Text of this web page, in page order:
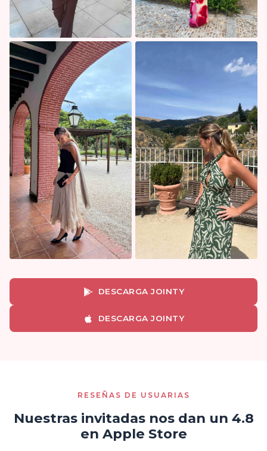
DESCARGA JOINTY
DESCARGA JOINTY
RESEÑAS DE USUARIAS
Nuestras invitadas nos dan un 4.8
en Apple Store